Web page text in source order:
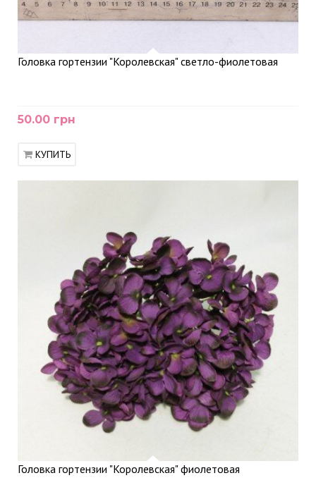
Головка гортензии "Королевская" светло-фиолетовая
50.00 грн
КУПИТЬ
Головка гортензии "Королевская" фиолетовая